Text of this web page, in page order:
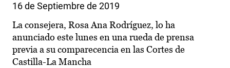
16 de Septiembre de 2019
La consejera, Rosa Ana Rodríguez, lo ha
anunciado este lunes en una rueda de prensa
previa a su comparecencia en las Cortes de
Castilla-La Mancha